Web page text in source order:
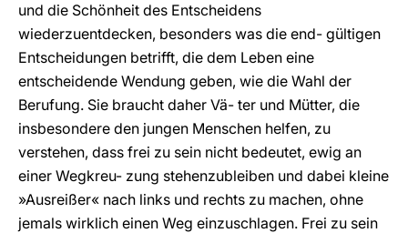
und die Schönheit des Entscheidens
wiederzuentdecken, besonders was die end- gültigen
Entscheidungen betrifft, die dem Leben eine
entscheidende Wendung geben, wie die Wahl der
Berufung. Sie braucht daher Vä- ter und Mütter, die
insbesondere den jungen Menschen helfen, zu
verstehen, dass frei zu sein nicht bedeutet, ewig an
einer Wegkreu- zung stehenzubleiben und dabei kleine
»Ausreißer« nach links und rechts zu machen, ohne
jemals wirklich einen Weg einzuschlagen. Frei zu sein